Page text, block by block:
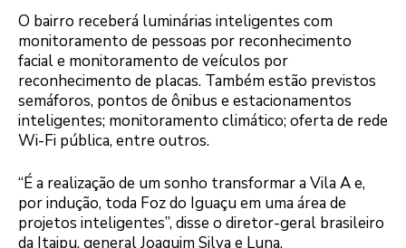
O bairro receberá luminárias inteligentes com
monitoramento de pessoas por reconhecimento
facial e monitoramento de veículos por
reconhecimento de placas. Também estão previstos
semáforos, pontos de ônibus e estacionamentos
inteligentes; monitoramento climático; oferta de rede
Wi-Fi pública, entre outros.
“É a realização de um sonho transformar a Vila A e,
por indução, toda Foz do Iguaçu em uma área de
projetos inteligentes”, disse o diretor-geral brasileiro
da Itaipu, general Joaquim Silva e Luna.